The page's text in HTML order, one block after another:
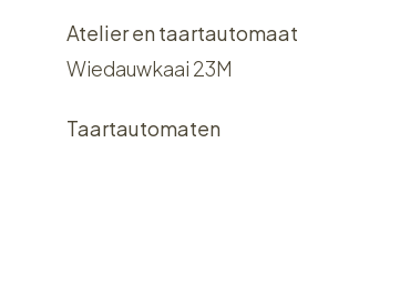
Atelier en taartautomaat
Wiedauwkaai 23M
Taartautomaten